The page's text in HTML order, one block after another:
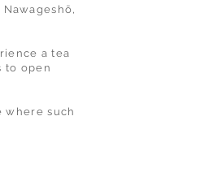
a tea
to open
where such